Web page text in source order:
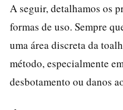
A seguir, detalhamos os
formas de uso. Sempre
uma área discreta da
método, especialmente
desbotamento ou danos